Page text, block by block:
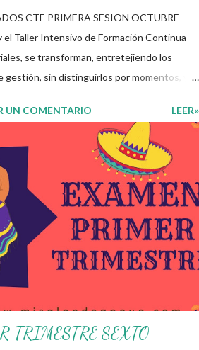
CTE PRIMERA SESION OCTUBRE
el Taller Intensivo de Formación Continua
se transforman, entretejiendo los
sin distinguirlos por momentos, y
por niveles educativos. Desde la
el CTE y en correspondencia con la
propone que el colectivo docente tome
la gestión del tiempo acorde a las
las acciones que decidan emprender para
de Estudio dentro y fuera de este
Ordinaria se les invita a que
acciones a realizar colaborativamente
a fin de atender las problemáticas
docentes en est...
UN COMENTARIO LEER»
TRIMESTRE SEXTO